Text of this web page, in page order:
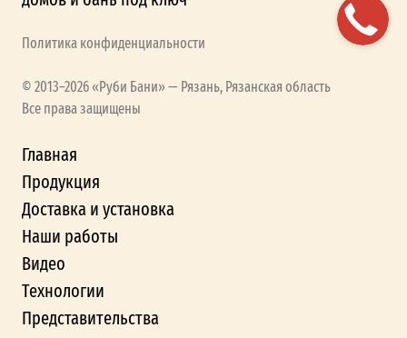
Политика конфиденциальности
© 2013–2026 «Руби Бани» — Рязань, Рязанская область
Все права защищены
Главная
Продукция
Доставка и установка
Наши работы
Видео
Технологии
Представительства